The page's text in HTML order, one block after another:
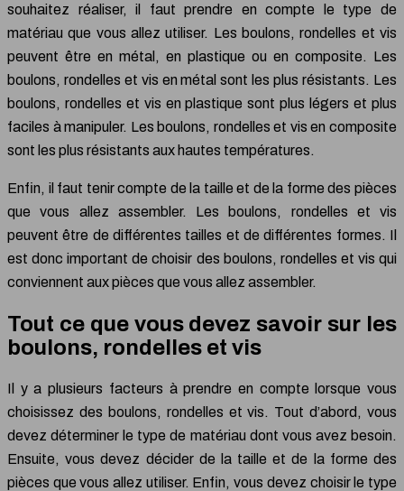
souhaitez réaliser, il faut prendre en compte le type de
matériau que vous allez utiliser. Les boulons, rondelles et vis
peuvent être en métal, en plastique ou en composite. Les
boulons, rondelles et vis en métal sont les plus résistants. Les
boulons, rondelles et vis en plastique sont plus légers et plus
faciles à manipuler. Les boulons, rondelles et vis en composite
sont les plus résistants aux hautes températures.
Enfin, il faut tenir compte de la taille et de la forme des pièces
que vous allez assembler. Les boulons, rondelles et vis
peuvent être de différentes tailles et de différentes formes. Il
est donc important de choisir des boulons, rondelles et vis qui
conviennent aux pièces que vous allez assembler.
Tout ce que vous devez savoir sur les
boulons, rondelles et vis
Il y a plusieurs facteurs à prendre en compte lorsque vous
choisissez des boulons, rondelles et vis. Tout d’abord, vous
devez déterminer le type de matériau dont vous avez besoin.
Ensuite, vous devez décider de la taille et de la forme des
pièces que vous allez utiliser. Enfin, vous devez choisir le type